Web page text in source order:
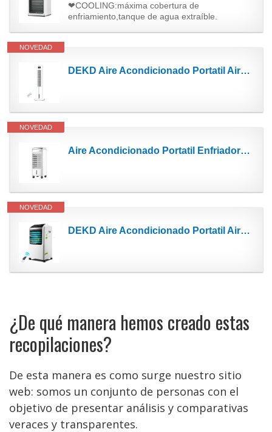
❤COOLING:máxima cobertura de
enfriamiento,tanque de agua extraíble.
NOVEDAD
DEKD Aire Acondicionado Portatil Aire refrigerador Personal Aire Acondicionado portátil Ventilador...
NOVEDAD
Aire Acondicionado Portatil Enfriador de aire de aire personal acondicionado portátil de aire...
NOVEDAD
DEKD Aire Acondicionado Portatil Aire Acondicionado móvil Ventilador de Pedestal Tranquilo for...
¿De qué manera hemos creado estas
recopilaciones?
De esta manera es como surge nuestro sitio
web: somos un conjunto de personas con el
objetivo de presentar análisis y comparativas
veraces y transparentes.